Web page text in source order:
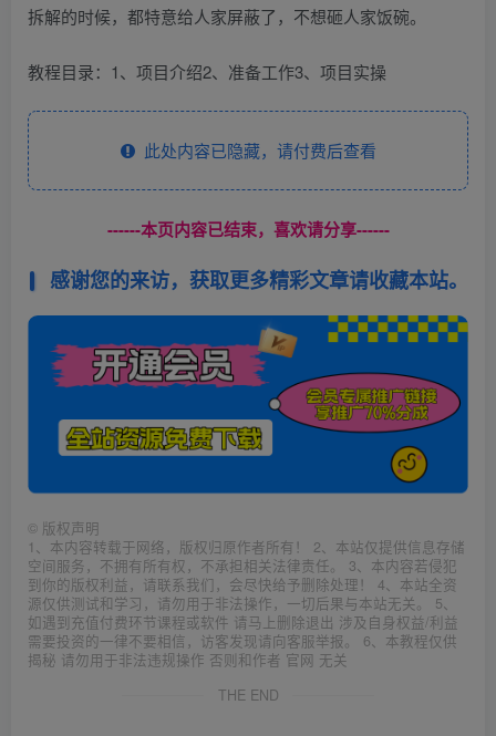
拆解的时候，都特意给人家屏蔽了，不想砸人家饭碗。
教程目录：1、项目介绍2、准备工作3、项目实操
此处内容已隐藏，请付费后查看
------本页内容已结束，喜欢请分享------
感谢您的来访，获取更多精彩文章请收藏本站。
© 版权声明
1、本内容转载于网络，版权归原作者所有！ 2、本站仅提供信息存储
空间服务，不拥有所有权，不承担相关法律责任。 3、本内容若侵犯
到你的版权利益，请联系我们，会尽快给予删除处理！ 4、本站全资
源仅供测试和学习，请勿用于非法操作，一切后果与本站无关。 5、
如遇到充值付费环节课程或软件 请马上删除退出 涉及自身权益/利益
需要投资的一律不要相信，访客发现请向客服举报。 6、本教程仅供
揭秘 请勿用于非法违规操作 否则和作者 官网 无关
THE END